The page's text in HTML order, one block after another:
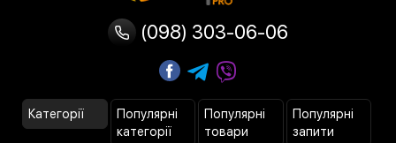
(098) 303-06-06
Категорії
Популярні
категорії
Популярні
товари
Популярні
запити